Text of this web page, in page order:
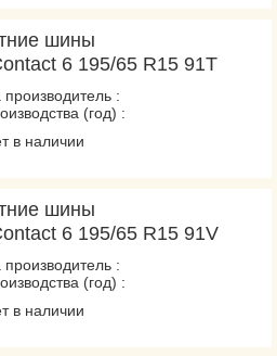
шины
6 195/65 R15 91T
:
(год) :
в наличии
шины
6 195/65 R15 91V
:
(год) :
в наличии